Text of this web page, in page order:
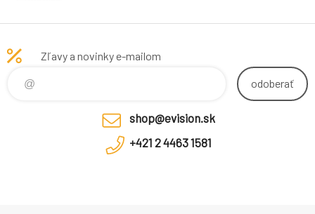
(F), čierny
Zľavy a novinky e-mailom
odoberať
shop@evision.sk
+421 2 4463 1581